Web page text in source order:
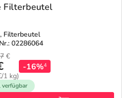
Filterbeutel
Filterbeutel
02286064
€
1 kg)
-16%4